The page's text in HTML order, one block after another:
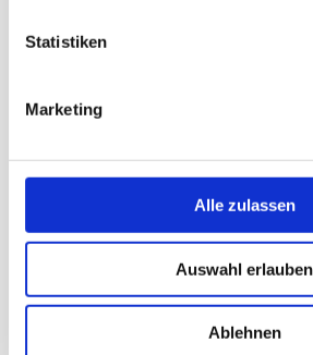
Statistiken
Marketing
Alle zulassen
Auswahl erlauben
Ablehnen
Produkte für Instandhaltung und
BESUCHEN SIE UNS